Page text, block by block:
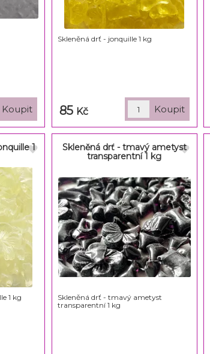
Skleněná drť - jonquille 1 kg
85 Kč
1
1 kg
Skleněná drť - tmavý ametyst
transparentní 1 kg
Skleněná drť - tmavý ametyst
transparentní 1 kg